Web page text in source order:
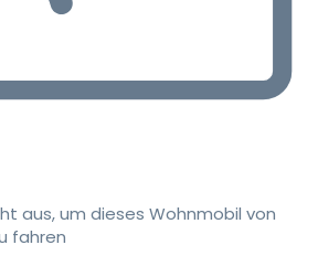
aus, um dieses Wohnmobil von
fahren